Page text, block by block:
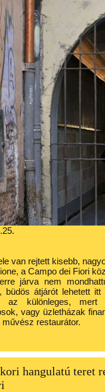
van rejtett kisebb,
a Campo dei Fiori
járva nem
büdös átjárót lehetett
az különleges, mert
vagy üzletházak
művész restaurátor.
hangulatú teret